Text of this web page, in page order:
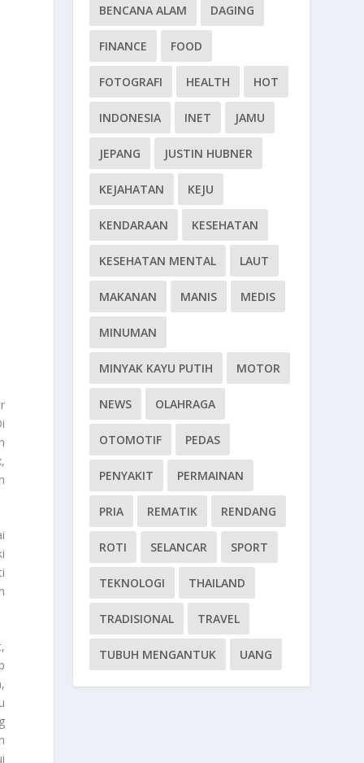
BENCANA ALAM DAGING
FINANCE FOOD
FOTOGRAFI HEALTH HOT
INDONESIA INET JAMU
JEPANG JUSTIN HUBNER
KEJAHATAN KEJU
KENDARAAN KESEHATAN
KESEHATAN MENTAL LAUT
MAKANAN MANIS MEDIS
MINUMAN
MINYAK KAYU PUTIH MOTOR
NEWS OLAHRAGA
OTOMOTIF PEDAS
PENYAKIT PERMAINAN
PRIA REMATIK RENDANG
ROTI SELANCAR SPORT
TEKNOLOGI THAILAND
TRADISIONAL TRAVEL
TUBUH MENGANTUK UANG